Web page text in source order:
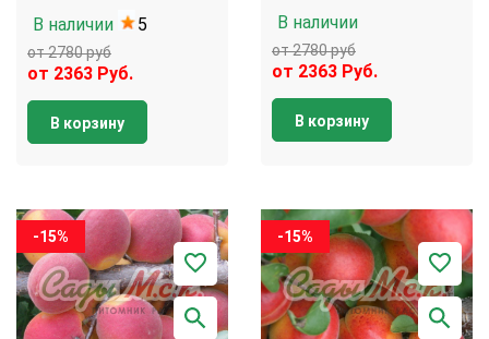
В наличии 5
от 2780 руб
от 2363 Руб.
В корзину
В наличии
от 2780 руб
от 2363 Руб.
В корзину
-15% -15%